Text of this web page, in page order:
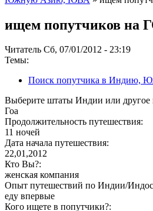
ищем попутчиков на
Читатель Сб, 07/01/2012 - 23:19
Темы:
Поиск попутчика в
Выберите штаты Индии или другое
Гоа
Продолжительность путешествия:
11 ночей
Дата начала путешествия:
22,01,2012
Кто Вы?:
женская компания
Опыт путешествий по Индии/
еду впервые
Кого ищете в попутчики?: